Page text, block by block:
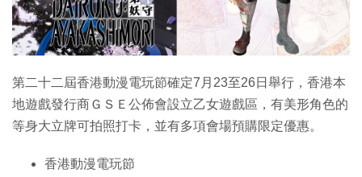
第二十二屆香港動漫電玩節確定7月23至26日舉行，香港本
地遊戲發行商ＧＳＥ公佈會設立乙女遊戲區，有美形角色的
等身大立牌可拍照打卡，並有多項會場預購限定優惠。
香港動漫電玩節